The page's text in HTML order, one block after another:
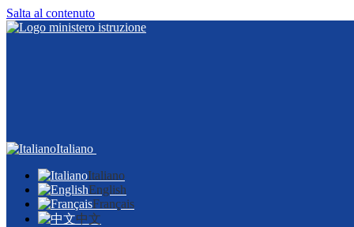
Salta al contenuto
Italiano
Italiano
English
Français
中文